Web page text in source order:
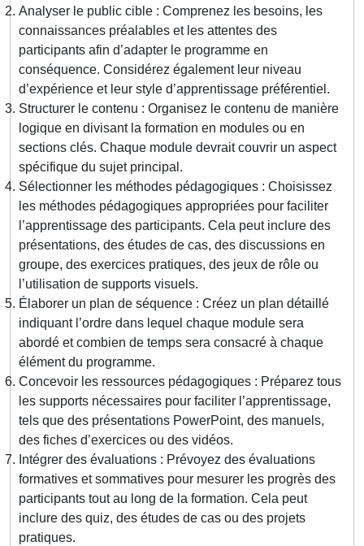
Analyser le public cible : Comprenez les besoins, les
connaissances préalables et les attentes des
participants afin d’adapter le programme en
conséquence. Considérez également leur niveau
d’expérience et leur style d’apprentissage préférentiel.
Structurer le contenu : Organisez le contenu de manière
logique en divisant la formation en modules ou en
sections clés. Chaque module devrait couvrir un aspect
spécifique du sujet principal.
Sélectionner les méthodes pédagogiques : Choisissez
les méthodes pédagogiques appropriées pour faciliter
l’apprentissage des participants. Cela peut inclure des
présentations, des études de cas, des discussions en
groupe, des exercices pratiques, des jeux de rôle ou
l’utilisation de supports visuels.
Élaborer un plan de séquence : Créez un plan détaillé
indiquant l’ordre dans lequel chaque module sera
abordé et combien de temps sera consacré à chaque
élément du programme.
Concevoir les ressources pédagogiques : Préparez tous
les supports nécessaires pour faciliter l’apprentissage,
tels que des présentations PowerPoint, des manuels,
des fiches d’exercices ou des vidéos.
Intégrer des évaluations : Prévoyez des évaluations
formatives et sommatives pour mesurer les progrès des
participants tout au long de la formation. Cela peut
inclure des quiz, des études de cas ou des projets
pratiques.